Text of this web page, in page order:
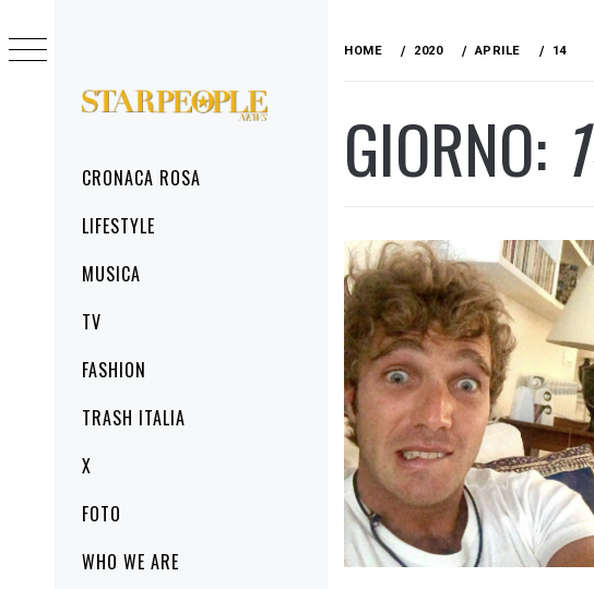
STARPEOPLENEWS
MenuCRONACA ROSA
LIFESTYLE
MUSICA
TV
FASHION
TRASH ITALIA
X
FOTO
WHO WE ARE
to
content
HOME 2020 APRILE 14
GIORNO: